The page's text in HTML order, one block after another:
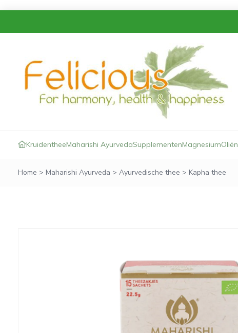
KruidentheeMaharishi AyurvedaSupplementenMagnesiumOliën
Home > Maharishi Ayurveda > Ayurvedische thee > Kapha thee